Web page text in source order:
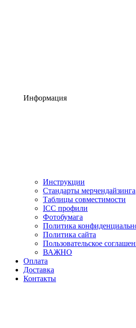
Информация
Инструкции
Стандарты мерчендайзинга
Таблицы совместимости
ICC профили
Фотобумага
Политика
Политика сайта
Пользовательское
ВАЖНО
Оплата
Доставка
Контакты